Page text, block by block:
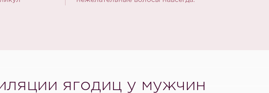
ягодиц у мужчин